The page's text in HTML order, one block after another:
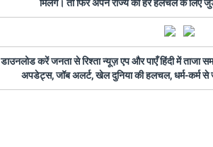
मिलेंगे। तो फिर अपने राज्य की हर हलचल के लिए
करें जनता से रिश्ता न्यूज़ एप और पाएँ हिंदी में ताजा
अपडेट्स, जॉब अलर्ट, खेल दुनिया की हलचल, धर्म-कर्म